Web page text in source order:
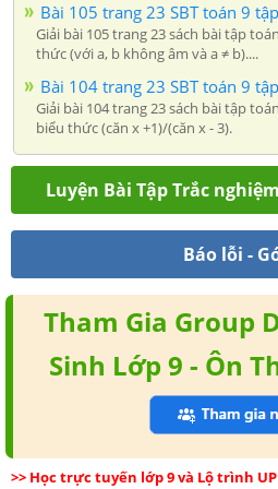
Bài 105 trang 23 SBT toán 9
Giải bài 105 trang 23 sách bài tập
thức (với a, b không âm và a ≠ b)....
Bài 104 trang 23 SBT toán 9
Giải bài 104 trang 23 sách bài tập
biểu thức (căn x +1)/(căn x - 3).
Luyện Bài Tập Trắc
Báo lỗi -
Tham Gia Group
Sinh Lớp 9 - Ôn
>> Học trực tuyến lớp 9 và Lộ trình